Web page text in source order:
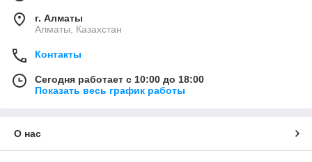
г. Алматы
Алматы, Казахстан
Контакты
Сегодня работает с 10:00 до 18:00
Показать весь график работы
О нас